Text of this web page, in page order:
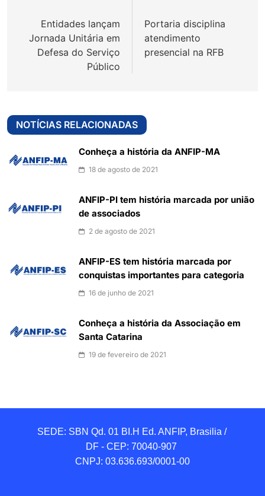
Post
Entidades lançam
Jornada Unitária em
Defesa do Serviço
Público
Portaria disciplina
atendimento
presencial na RFB
NOTÍCIAS RELACIONADAS
Conheça a história da ANFIP-MA
18 de agosto de 2021
ANFIP-PI tem história marcada por união
de associados
2 de agosto de 2021
ANFIP-ES tem história marcada por
conquistas importantes para categoria
16 de junho de 2021
Conheça a história da Associação em
Santa Catarina
19 de fevereiro de 2021
SEDE: SBN Qd. 01 BI.H Ed. ANFIP, Brasilia /
DF - CEP: 70040-907
CNPJ: 03.636.693/0001-00